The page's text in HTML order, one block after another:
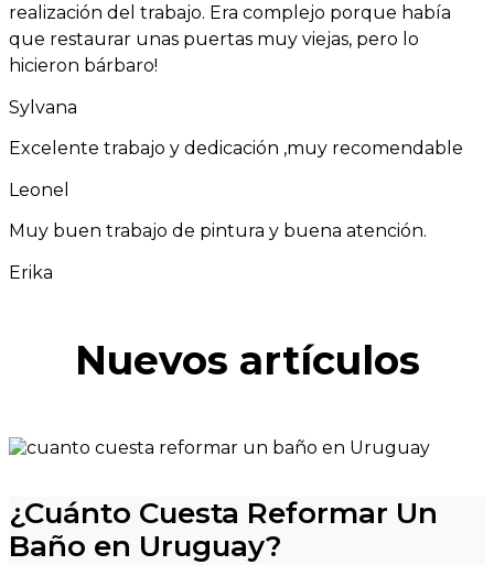
realización del trabajo. Era complejo porque había
que restaurar unas puertas muy viejas, pero lo
hicieron bárbaro!
Sylvana
Excelente trabajo y dedicación ,muy recomendable
Leonel
Muy buen trabajo de pintura y buena atención.
Erika
Nuevos artículos
¿Cuánto Cuesta Reformar Un
Baño en Uruguay?